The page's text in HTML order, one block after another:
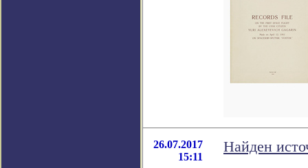
26.07.2017
15:11
Найден